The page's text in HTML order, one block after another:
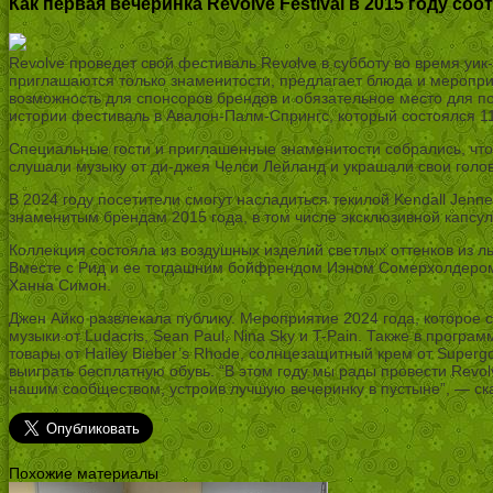
Revolve проведет свой фестиваль Revolve в субботу во время
приглашаются только знаменитости, предлагает блюда и
возможность для спонсоров брендов и обязательное место
истории фестиваль в Авалон-Палм-Спрингс, который состоялся
Специальные гости и приглашенные знаменитости собрались,
слушали музыку от ди-джея Челси Лейланд и украшали свои
В 2024 году посетители смогут насладиться текилой Kendall
знаменитым брендам 2015 года, в том числе эксклюзивной
Коллекция состояла из воздушных изделий светлых оттенков
Вместе с Рид и ее тогдашним бойфрендом Иэном
Ханна Симон.
Джен Айко развлекала публику. Мероприятие 2024 года,
музыки от Ludacris, Sean Paul, Nina Sky и T-Pain. Также в
товары от Hailey Bieber’s Rhode, солнцезащитный крем от
выиграть бесплатную обувь. “В этом году мы рады провести
нашим сообществом, устроив лучшую вечеринку в пустыне”, —
Похожие материалы